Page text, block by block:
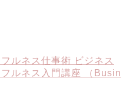
ルネス仕事術 ビジネス
ルネス入門講座 （Busin